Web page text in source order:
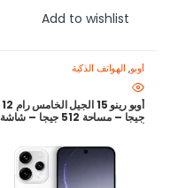
Add to wishlist
أوبو, الهواتف الذكية
أوبو رينو 15 الجيل الخامس رام 12
جيجا – مساحة 512 جيجا – شاشة